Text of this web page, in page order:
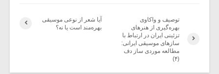
آیا شعر از نوعی موسیقی
بهره‌مند است یا نه؟
توصیف و واکاوی
بهره‌گیری از هنرهای
تزئینی ایران در ارتباط با
سازهای موسیقی ایرانی:
مطالعه موردی ساز دف
(۴)